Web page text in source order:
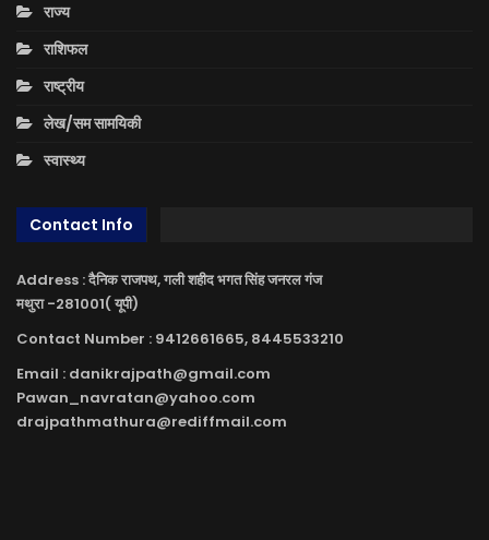
राज्य
राशिफल
राष्ट्रीय
लेख/सम सामयिकी
स्वास्थ्य
Contact Info
Address : दैनिक राजपथ, गली शहीद भगत सिंह जनरल गंज
मथुरा -281001( यूपी)
Contact Number : 9412661665, 8445533210
Email : danikrajpath@gmail.com
Pawan_navratan@yahoo.com
drajpathmathura@rediffmail.com